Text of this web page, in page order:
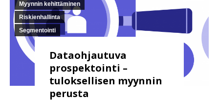
Myynnin kehittäminen
Riskienhallinta
Segmentointi
Dataohjautuva
prospektointi –
tuloksellisen myynnin
perusta